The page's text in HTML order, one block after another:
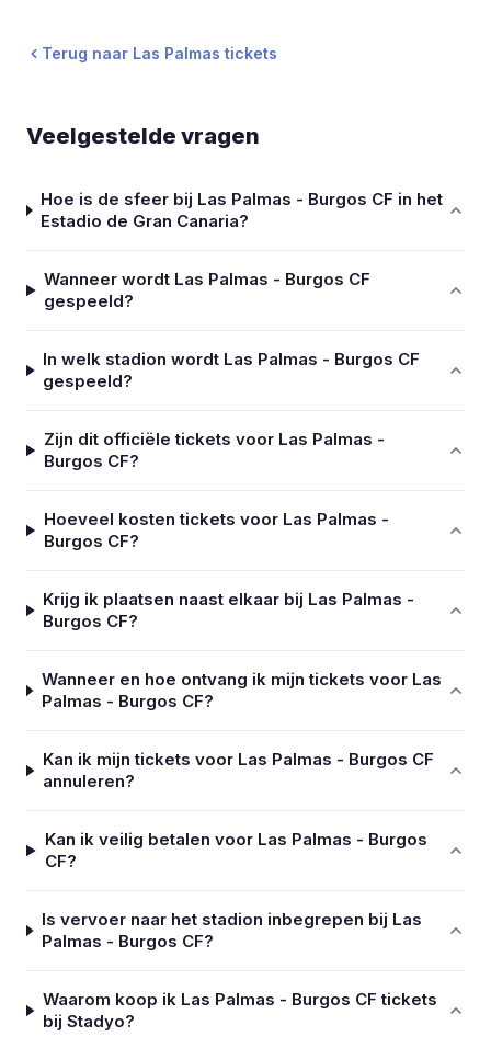
Terug naar Las Palmas tickets
Veelgestelde vragen
Hoe is de sfeer bij Las Palmas - Burgos CF in het
Estadio de Gran Canaria?
Wanneer wordt Las Palmas - Burgos CF
gespeeld?
In welk stadion wordt Las Palmas - Burgos CF
gespeeld?
Zijn dit officiële tickets voor Las Palmas -
Burgos CF?
Hoeveel kosten tickets voor Las Palmas -
Burgos CF?
Krijg ik plaatsen naast elkaar bij Las Palmas -
Burgos CF?
Wanneer en hoe ontvang ik mijn tickets voor Las
Palmas - Burgos CF?
Kan ik mijn tickets voor Las Palmas - Burgos CF
annuleren?
Kan ik veilig betalen voor Las Palmas - Burgos
CF?
Is vervoer naar het stadion inbegrepen bij Las
Palmas - Burgos CF?
Waarom koop ik Las Palmas - Burgos CF tickets
bij Stadyo?